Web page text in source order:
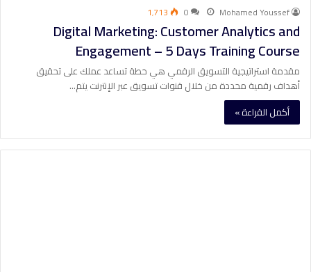
Mohamed Youssef
0 1٬713
Digital Marketing: Customer Analytics and
Engagement – 5 Days Training Course
مقدمة استراتيجية التسويق الرقمي هي خطة تساعد عملك على تحقيق
أهداف رقمية محددة من خلال قنوات تسويق عبر الإنترنت يتم…
أكمل القراءة »